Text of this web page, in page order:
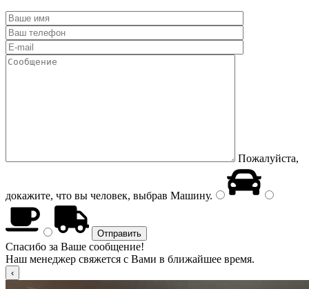
Пожалуйста,
докажите, что вы человек, выбрав Машину.
Спасибо за Ваше сообщение!
Наш менеджер свяжется с Вами в ближайшее время.